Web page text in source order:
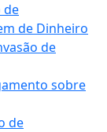
de
de Dinheiro
de
sobre
de